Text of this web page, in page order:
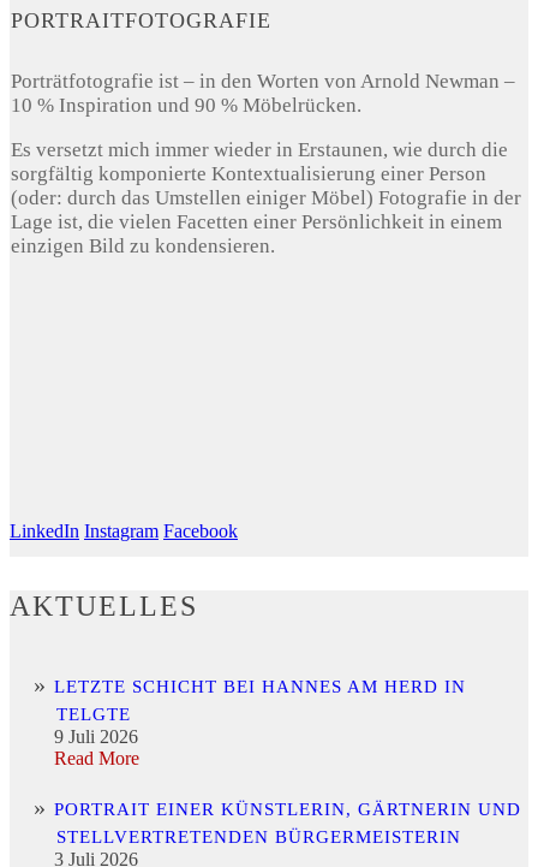
PORTRAITFOTOGRAFIE
Porträtfotografie ist – in den Worten von Arnold Newman –
10 % Inspiration und 90 % Möbelrücken.
Es versetzt mich immer wieder in Erstaunen, wie durch die
sorgfältig komponierte Kontextualisierung einer Person
(oder: durch das Umstellen einiger Möbel) Fotografie in der
Lage ist, die vielen Facetten einer Persönlichkeit in einem
einzigen Bild zu kondensieren.
LinkedIn Instagram Facebook
AKTUELLES
LETZTE SCHICHT BEI HANNES AM HERD IN
TELGTE
9 Juli 2026
Read More
PORTRAIT EINER KÜNSTLERIN, GÄRTNERIN UND
STELLVERTRETENDEN BÜRGERMEISTERIN
3 Juli 2026